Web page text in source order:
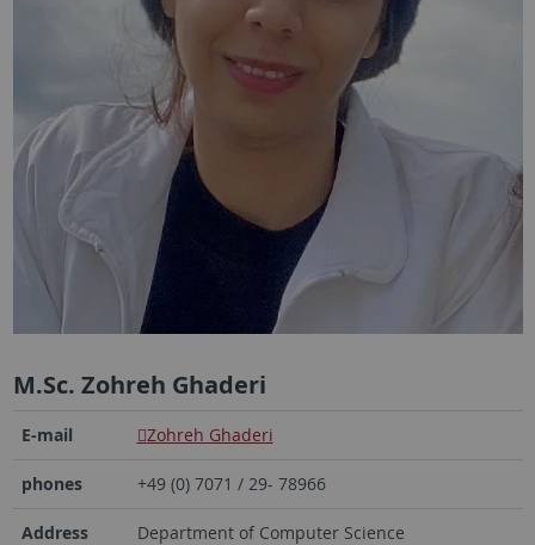
M.Sc. Zohreh Ghaderi
E-mail Zohreh Ghaderi
phones +49 (0) 7071 / 29- 78966
Address
Department of Computer Science